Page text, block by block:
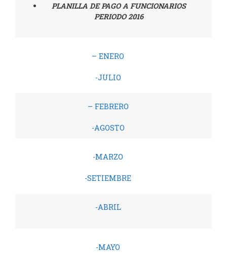
PLANILLA DE PAGO A FUNCIONARIOS
PERIODO 2016
– ENERO
-JULIO
– FEBRERO
-AGOSTO
-MARZO
-SETIEMBRE
-ABRIL
-MAYO